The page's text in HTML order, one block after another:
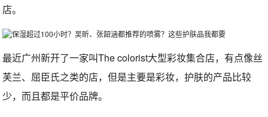
店。
最近广州新开了一家叫The colorist大型彩妆集合店，有点像丝
芙兰、屈臣氏之类的店，但是主要是彩妆，护肤的产品比较
少，而且都是平价品牌。